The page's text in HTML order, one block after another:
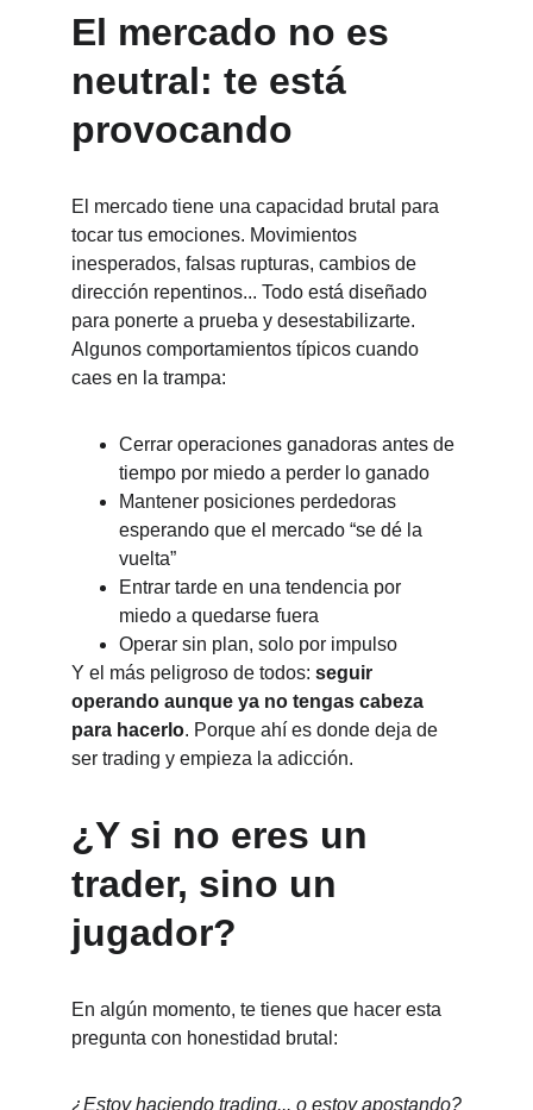
El mercado no es
neutral: te está
provocando
El mercado tiene una capacidad brutal para
tocar tus emociones. Movimientos
inesperados, falsas rupturas, cambios de
dirección repentinos... Todo está diseñado
para ponerte a prueba y desestabilizarte.
Algunos comportamientos típicos cuando
caes en la trampa:
Cerrar operaciones ganadoras antes de
tiempo por miedo a perder lo ganado
Mantener posiciones perdedoras
esperando que el mercado “se dé la
vuelta”
Entrar tarde en una tendencia por
miedo a quedarse fuera
Operar sin plan, solo por impulso
Y el más peligroso de todos: seguir
operando aunque ya no tengas cabeza
para hacerlo. Porque ahí es donde deja de
ser trading y empieza la adicción.
¿Y si no eres un
trader, sino un
jugador?
En algún momento, te tienes que hacer esta
pregunta con honestidad brutal:
¿Estoy haciendo trading... o estoy apostando?